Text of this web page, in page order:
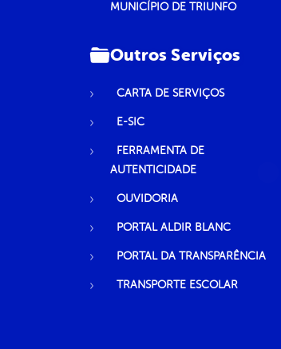
MUNICÍPIO DE TRIUNFO
Outros Serviços
CARTA DE SERVIÇOS
E-SIC
FERRAMENTA DE
AUTENTICIDADE
OUVIDORIA
PORTAL ALDIR BLANC
PORTAL DA TRANSPARÊNCIA
TRANSPORTE ESCOLAR